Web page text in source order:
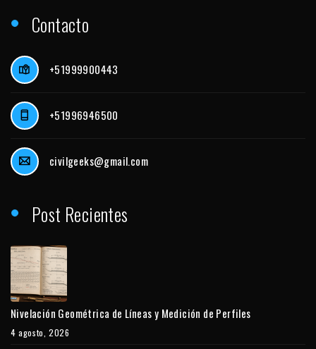
Contacto
+51999900443
+51996946500
civilgeeks@gmail.com
Post Recientes
Nivelación Geométrica de Líneas y Medición de Perfiles
4 agosto, 2026